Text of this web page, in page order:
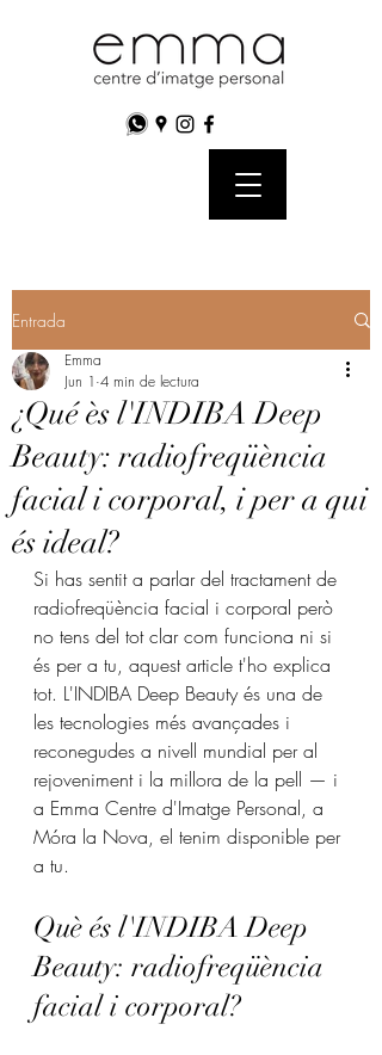
Entrada
¿Qué ès l'INDIBA Deep
Beauty: radiofreqüència
facial i corporal, i per a qui
és ideal?
Emma
Jun 1 4 min de lectura
Si has sentit a parlar del tractament de
radiofreqüència facial i corporal però
no tens del tot clar com funciona ni si
és per a tu, aquest article t'ho explica
tot. L'INDIBA Deep Beauty és una de
les tecnologies més avançades i
reconegudes a nivell mundial per al
rejoveniment i la millora de la pell — i
a Emma Centre d'Imatge Personal, a
Móra la Nova, el tenim disponible per
a tu.
Què és l'INDIBA Deep
Beauty: radiofreqüència
facial i corporal?